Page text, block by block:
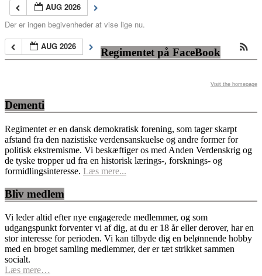
AUG 2026
Der er ingen begivenheder at vise lige nu.
AUG 2026
Regimentet på FaceBook
Visit the homepage
Dementi
Regimentet er en dansk demokratisk forening, som tager skarpt
afstand fra den nazistiske verdensanskuelse og andre former for
politisk ekstremisme. Vi beskæftiger os med Anden Verdenskrig og
de tyske tropper ud fra en historisk lærings-, forsknings- og
formidlingsinteresse. Læs mere...
Bliv medlem
Vi leder altid efter nye engagerede medlemmer, og som
udgangspunkt forventer vi af dig, at du er 18 år eller derover, har en
stor interesse for perioden. Vi kan tilbyde dig en belønnende hobby
med en broget samling medlemmer, der er tæt strikket sammen
socialt.
Læs mere…